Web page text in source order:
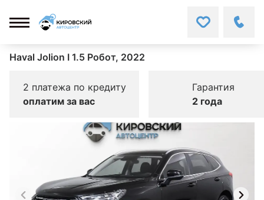
Haval Jolion I 1.5 Робот, 2022
2 платежа по кредиту
оплатим за вас
Гарантия
2 года